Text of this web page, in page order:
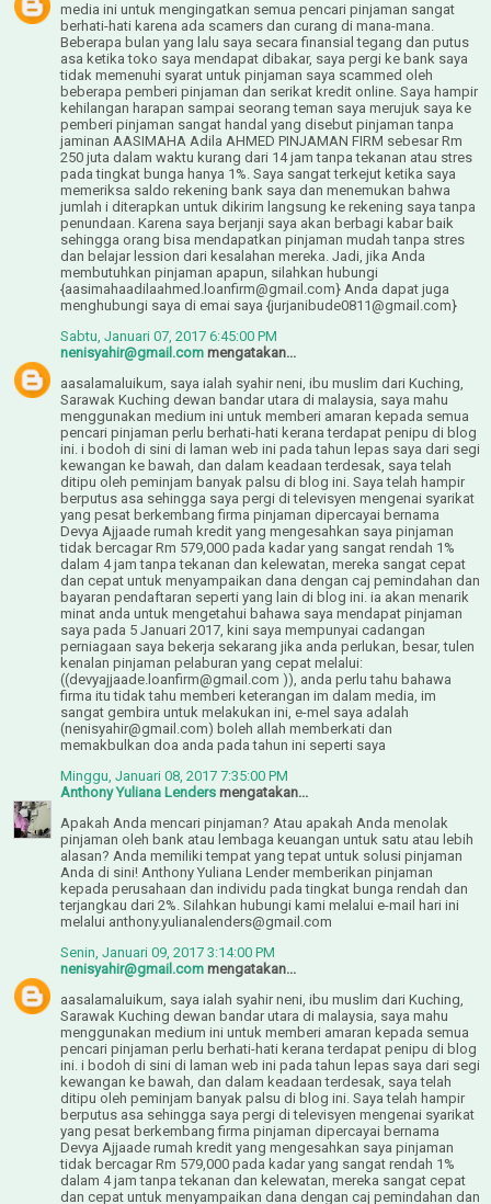
media ini untuk mengingatkan semua pencari pinjaman sangat
berhati-hati karena ada scamers dan curang di mana-mana.
Beberapa bulan yang lalu saya secara finansial tegang dan putus
asa ketika toko saya mendapat dibakar, saya pergi ke bank saya
tidak memenuhi syarat untuk pinjaman saya scammed oleh
beberapa pemberi pinjaman dan serikat kredit online. Saya hampir
kehilangan harapan sampai seorang teman saya merujuk saya ke
pemberi pinjaman sangat handal yang disebut pinjaman tanpa
jaminan AASIMAHA Adila AHMED PINJAMAN FIRM sebesar Rm
250 juta dalam waktu kurang dari 14 jam tanpa tekanan atau stres
pada tingkat bunga hanya 1%. Saya sangat terkejut ketika saya
memeriksa saldo rekening bank saya dan menemukan bahwa
jumlah i diterapkan untuk dikirim langsung ke rekening saya tanpa
penundaan. Karena saya berjanji saya akan berbagi kabar baik
sehingga orang bisa mendapatkan pinjaman mudah tanpa stres
dan belajar lession dari kesalahan mereka. Jadi, jika Anda
membutuhkan pinjaman apapun, silahkan hubungi
{aasimahaadilaahmed.loanfirm@gmail.com} Anda dapat juga
menghubungi saya di emai saya {jurjanibude0811@gmail.com}
Sabtu, Januari 07, 2017 6:45:00 PM
nenisyahir@gmail.com mengatakan...
aasalamaluikum, saya ialah syahir neni, ibu muslim dari Kuching,
Sarawak Kuching dewan bandar utara di malaysia, saya mahu
menggunakan medium ini untuk memberi amaran kepada semua
pencari pinjaman perlu berhati-hati kerana terdapat penipu di blog
ini. i bodoh di sini di laman web ini pada tahun lepas saya dari segi
kewangan ke bawah, dan dalam keadaan terdesak, saya telah
ditipu oleh peminjam banyak palsu di blog ini. Saya telah hampir
berputus asa sehingga saya pergi di televisyen mengenai syarikat
yang pesat berkembang firma pinjaman dipercayai bernama
Devya Ajjaade rumah kredit yang mengesahkan saya pinjaman
tidak bercagar Rm 579,000 pada kadar yang sangat rendah 1%
dalam 4 jam tanpa tekanan dan kelewatan, mereka sangat cepat
dan cepat untuk menyampaikan dana dengan caj pemindahan dan
bayaran pendaftaran seperti yang lain di blog ini. ia akan menarik
minat anda untuk mengetahui bahawa saya mendapat pinjaman
saya pada 5 Januari 2017, kini saya mempunyai cadangan
perniagaan saya bekerja sekarang jika anda perlukan, besar, tulen
kenalan pinjaman pelaburan yang cepat melalui:
((devyajjaade.loanfirm@gmail.com )), anda perlu tahu bahawa
firma itu tidak tahu memberi keterangan im dalam media, im
sangat gembira untuk melakukan ini, e-mel saya adalah
(nenisyahir@gmail.com) boleh allah memberkati dan
memakbulkan doa anda pada tahun ini seperti saya
Minggu, Januari 08, 2017 7:35:00 PM
Anthony Yuliana Lenders mengatakan...
Apakah Anda mencari pinjaman? Atau apakah Anda menolak
pinjaman oleh bank atau lembaga keuangan untuk satu atau lebih
alasan? Anda memiliki tempat yang tepat untuk solusi pinjaman
Anda di sini! Anthony Yuliana Lender memberikan pinjaman
kepada perusahaan dan individu pada tingkat bunga rendah dan
terjangkau dari 2%. Silahkan hubungi kami melalui e-mail hari ini
melalui anthony.yulianalenders@gmail.com
Senin, Januari 09, 2017 3:14:00 PM
nenisyahir@gmail.com mengatakan...
aasalamaluikum, saya ialah syahir neni, ibu muslim dari Kuching,
Sarawak Kuching dewan bandar utara di malaysia, saya mahu
menggunakan medium ini untuk memberi amaran kepada semua
pencari pinjaman perlu berhati-hati kerana terdapat penipu di blog
ini. i bodoh di sini di laman web ini pada tahun lepas saya dari segi
kewangan ke bawah, dan dalam keadaan terdesak, saya telah
ditipu oleh peminjam banyak palsu di blog ini. Saya telah hampir
berputus asa sehingga saya pergi di televisyen mengenai syarikat
yang pesat berkembang firma pinjaman dipercayai bernama
Devya Ajjaade rumah kredit yang mengesahkan saya pinjaman
tidak bercagar Rm 579,000 pada kadar yang sangat rendah 1%
dalam 4 jam tanpa tekanan dan kelewatan, mereka sangat cepat
dan cepat untuk menyampaikan dana dengan caj pemindahan dan